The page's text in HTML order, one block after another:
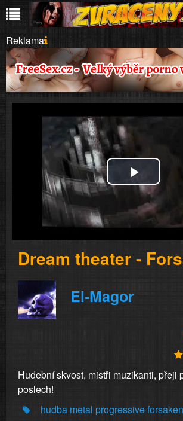
Reklama
Play
Video
Dream theater -
El-Magor
Hudební skvost, mistři muzikanti, přeji
poslech!
hudba metal progressiveforsaken